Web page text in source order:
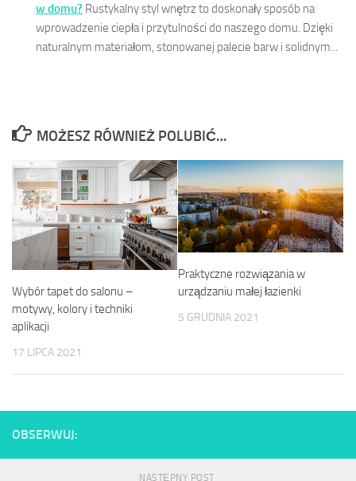
w domu? Rustykalny styl wnętrz to doskonały sposób na
wprowadzenie ciepła i przytulności do naszego domu. Dzięki
naturalnym materiałom, stonowanej palecie barw i solidnym...
MOŻESZ RÓWNIEŻ POLUBIĆ…
Wybór tapet do salonu –
motywy, kolory i techniki
aplikacji
17 LIPCA 2021
Praktyczne rozwiązania w
urządzaniu małej łazienki
5 GRUDNIA 2021
OBSERWUJ:
NASTĘPNY POST